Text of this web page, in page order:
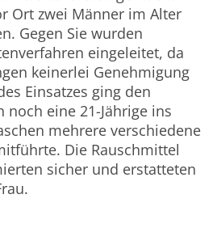
Ort zwei Männer im Alter
Gegen Sie wurden
eingeleitet, da
keinerlei Genehmigung
Einsatzes ging den
noch eine 21-Jährige ins
mehrere verschiedene
Die Rauschmittel
sicher und erstatteten